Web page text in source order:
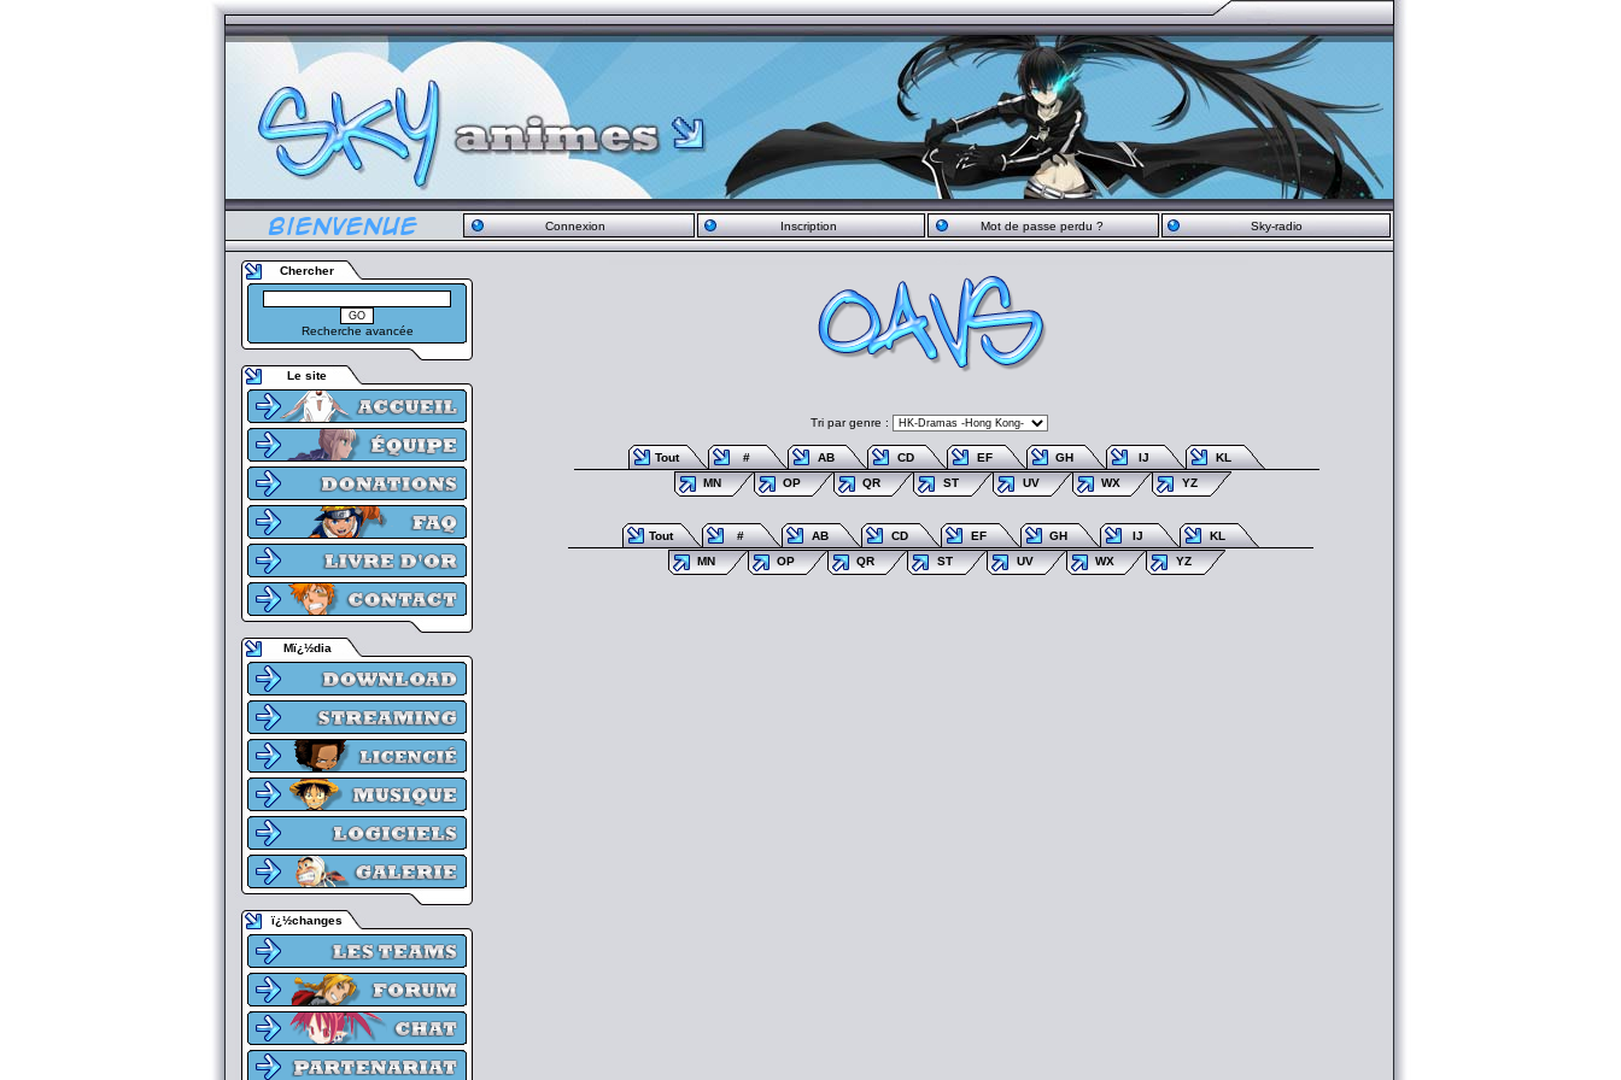
Connexion Inscription Mot de passe perdu ? Sky-radio
Chercher
Recherche avancée
Le site
Mï¿½dia
ï¿½changes
Tri par genre :
Tout # AB CD EF GH IJ
KL
MN
OP QR ST UV WX YZ
Tout # AB CD EF GH IJ
KL
MN
OP QR ST UV WX YZ